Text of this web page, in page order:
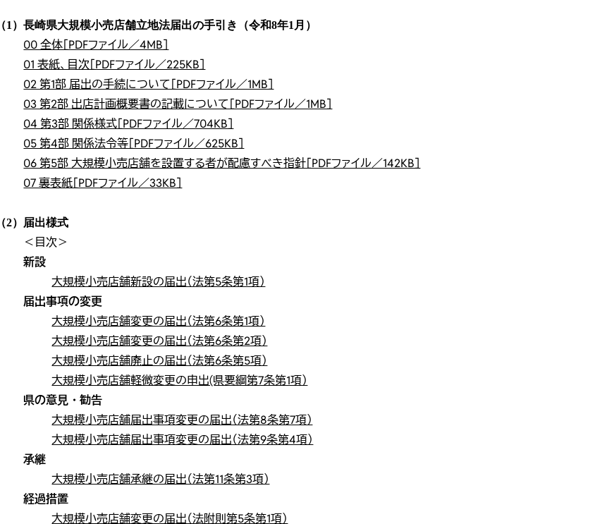
（1）長崎県大規模小売店舗立地法届出の手引き（令和8年1月）
00 全体［PDFファイル／4MB］
01 表紙、目次［PDFファイル／225KB］
02 第1部 届出の手続について［PDFファイル／1MB］
03 第2部 出店計画概要書の記載について［PDFファイル／1MB］
04 第3部 関係様式［PDFファイル／704KB］
05 第4部 関係法令等［PDFファイル／625KB］
06 第5部 大規模小売店舗を設置する者が配慮すべき指針［PDFファイル／142KB］
07 裏表紙［PDFファイル／33KB］
（2）届出様式
＜目次＞
新設
大規模小売店舗新設の届出（法第5条第1項）
届出事項の変更
大規模小売店舗変更の届出（法第6条第1項）
大規模小売店舗変更の届出（法第6条第2項）
大規模小売店舗廃止の届出（法第6条第5項）
大規模小売店舗軽微変更の申出(県要綱第7条第1項）
県の意見・勧告
大規模小売店舗届出事項変更の届出（法第8条第7項）
大規模小売店舗届出事項変更の届出（法第9条第4項）
承継
大規模小売店舗承継の届出（法第11条第3項）
経過措置
大規模小売店舗変更の届出（法附則第5条第1項）